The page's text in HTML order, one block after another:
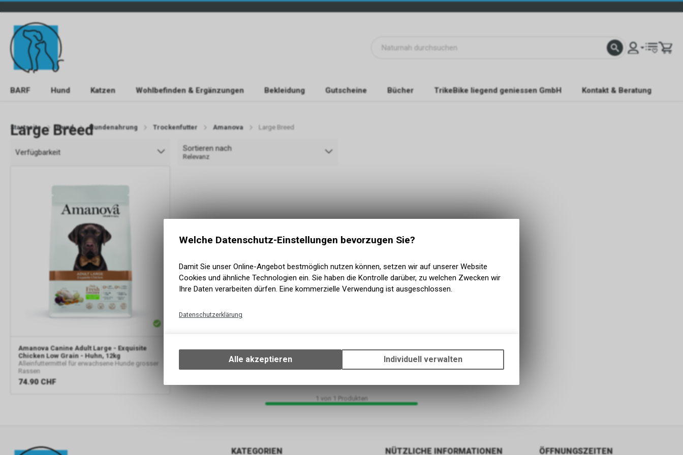
BARF Hund Katzen Wohlbefinden & Ergänzungen Bekleidung Gutscheine Bücher TrikeBike liegend geniessen GmbH Kontakt & Beratung
Startseite Hund Hundenahrung Trockenfutter Amanova Large Breed
Large Breed
Verfügbarkeit Sortieren nach
Relevanz
Amanova Canine Adult Large - Exquisite
Chicken Low Grain - Huhn, 12kg
Alleinfuttermittel für erwachsene Hunde grosser
Rassen
74.90 CHF
1 von 1 Produkten
KATEGORIEN NÜTZLICHE INFORMATIONEN ÖFFNUNGSZEITEN
Welche Datenschutz-Einstellungen bevorzugen Sie?
Damit Sie unser Online-Angebot bestmöglich nutzen können, setzen wir auf unserer Website
Cookies und ähnliche Technologien ein. Sie haben die Kontrolle darüber, zu welchen Zwecken wir
Ihre Daten verarbeiten dürfen. Eine kommerzielle Verwendung ist ausgeschlossen.
Datenschutzerklärung
Ihrem Gerät, um die grundlegenden Funktionen unseres Online-Angebots, wie die
Verwendung des Warenkorbs, zu ermöglichen. Bitte beachten Sie, dass die
zulassen.
Alle akzeptieren Individuell verwalten